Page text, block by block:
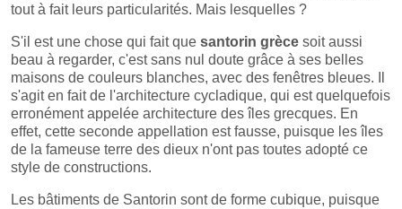
tout à fait leurs particularités. Mais lesquelles ?
S'il est une chose qui fait que santorin grèce soit aussi
beau à regarder, c'est sans nul doute grâce à ses belles
maisons de couleurs blanches, avec des fenêtres bleues. Il
s'agit en fait de l'architecture cycladique, qui est quelquefois
erronément appelée architecture des îles grecques. En
effet, cette seconde appellation est fausse, puisque les îles
de la fameuse terre des dieux n'ont pas toutes adopté ce
style de constructions.
Les bâtiments de Santorin sont de forme cubique, puisque